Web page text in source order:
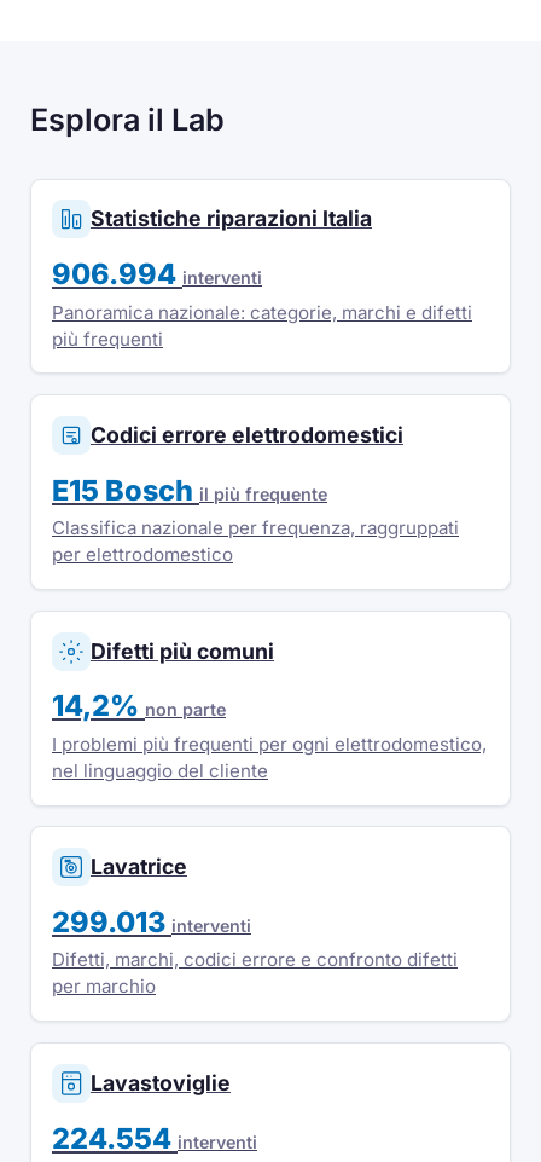
Esplora il Lab
Statistiche riparazioni Italia
906.994 interventi
Panoramica nazionale: categorie, marchi e difetti
più frequenti
Codici errore elettrodomestici
E15 Bosch il più frequente
Classifica nazionale per frequenza, raggruppati
per elettrodomestico
Difetti più comuni
14,2% non parte
I problemi più frequenti per ogni elettrodomestico,
nel linguaggio del cliente
Lavatrice
299.013 interventi
Difetti, marchi, codici errore e confronto difetti
per marchio
Lavastoviglie
224.554 interventi